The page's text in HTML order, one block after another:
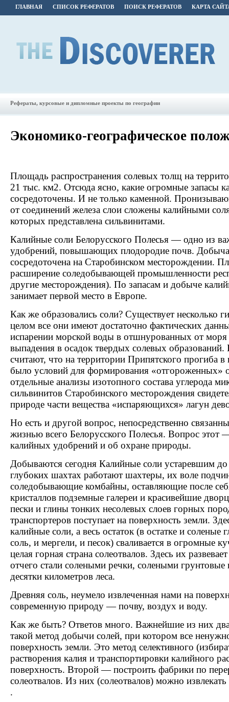
ГЛАВНАЯ СПИСОК РЕФЕРАТОВ ПОИСК РЕФЕРАТОВ КАРТА
Рефераты, курсовые и дипломные проекты по географии
Экономико-географическое
Площадь распространения солевых толщ на
21 тыс. км2. Отсюда ясно, какие огромные запасы
сосредоточены. И не только каменной.
от соединений железа слои сложены калийными
которых представлена сильвинитами.
Калийные соли Белорусского Полесья — одно из
удобрений, повышающих плодородие почв.
сосредоточена на Старобинском месторождении.
расширение соледобывающей промышленности
другие месторождения). По запасам и добыче
занимает первой место в Европе.
Как же образовались соли? Существует несколько
целом все они имеют достаточно фактических
испарении морской воды в отшнурованных от моря
выпадения в осадок твердых солевых образований.
считают, что на территории Припятского прогиба в
было условий для формирования «отгороженных»
отдельные анализы изотопного состава углерода
сильвинитов Старобинского месторождения
природе части вещества «испаряющихся» лагун
Но есть и другой вопрос, непосредственно
жизнью всего Белорусского Полесья. Вопрос этот
калийных удобрений и об охране природы.
Добываются сегодня Калийные соли устаревшим
глубоких шахтах работают шахтеры, их воле
соледобывающие комбайны, оставляющие после
кристаллов подземные галереи и красивейшие
пески и глины тонких несолевых слоев горных
транспортеров поступает на поверхность земли.
калийные соли, а весь остаток (в остатке и соленые
соль, и мергели, и песок) сваливается в огромные
целая горная страна солеотвалов. Здесь их
отчего стали солеными речки, солеными
десятки километров леса.
Древняя соль, неумело извлеченная нами на
современную природу — почву, воздух и воду.
Как же быть? Ответов много. Важнейшие из них
такой метод добычи солей, при котором все
поверхность земли. Это метод селективного
растворения калия и транспортировки калийного
поверхность. Второй — построить фабрики по
солеотвалов. Из них (солеотвалов) можно
.